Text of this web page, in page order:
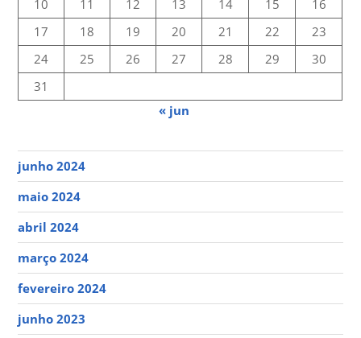
10 11 12 13 14 15
16
17
18 19 20 21 22
23
24
25 26 27 28 29
30
31
« jun
junho 2024
maio 2024
abril 2024
março 2024
fevereiro 2024
junho 2023